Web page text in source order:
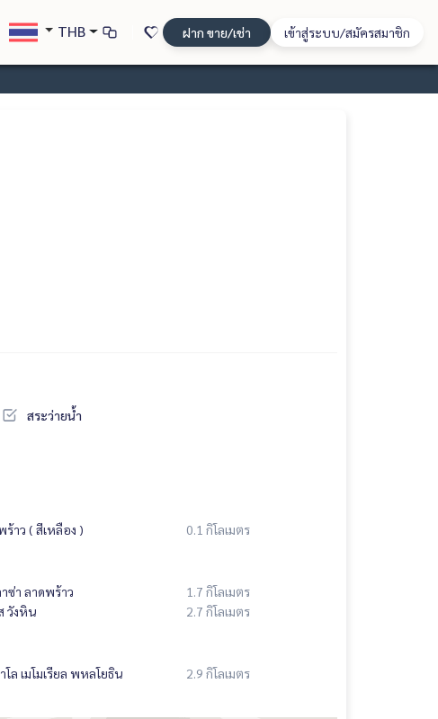
THB ฝาก ขาย/เช่า เข้าสู่ระบบ/สมัครสมาชิก
สระว่ายน้ำ
ร้าว ( สีเหลือง )
0.1 กิโลเมตร
ซ่า ลาดพร้าว
1.7 กิโลเมตร
วังหิน
2.7 กิโลเมตร
ล เมโมเรียล พหลโยธิน
2.9 กิโลเมตร